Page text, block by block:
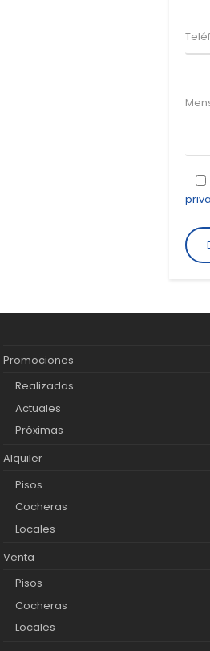
Promociones
Realizadas
Actuales
Próximas
Alquiler
Pisos
Cocheras
Locales
Venta
Pisos
Cocheras
Locales